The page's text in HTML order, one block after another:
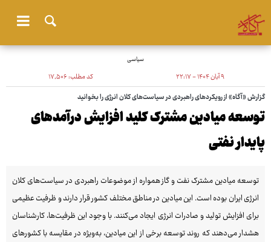
سیاسی
۹ آبان ۱۴۰۴ - ۲۲:۱۷ کد مطلب:۱۷٬۵۰۶
گزارش «آگاه» از رویکردهای راهبردی در سیاست‌های کلان انرژی را بخوانید
توسعه میادین مشترک کلید افزایش درآمدهای
پایدار نفتی
توسعه میادین مشترک نفت و گاز همواره از موضوعات راهبردی در سیاست‌های کلان
انرژی ایران بوده است. این میادین در مناطق مختلف کشور قرار دارند و ظرفیت عظیمی
برای افزایش تولید و صادرات انرژی ایجاد می‌کنند. با وجود این ظرفیت‌ها، کارشناسان
هشدار می‌دهند که روند توسعه برخی از این میادین، به‌ویژه در مقایسه با کشورهای